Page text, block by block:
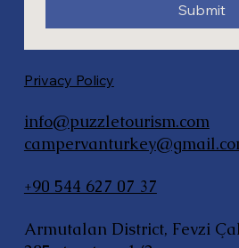
Submit
Privacy Policy
info@puzzletourism.com
+90 544 627 07 37
Armutalan District, Fevzi